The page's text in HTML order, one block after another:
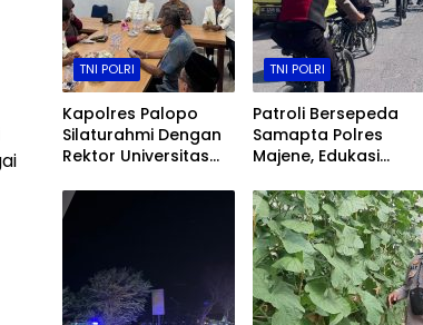
TNI POLRI
Kapolres Palopo
Silaturahmi Dengan
Rektor Universitas
Perkuat Sinergi Polri
Dan Perguruan
TNI POLRI
Patroli Bersepeda
Samapta Polres
Majene, Edukasi
Rasa Aman Kepada
Warga